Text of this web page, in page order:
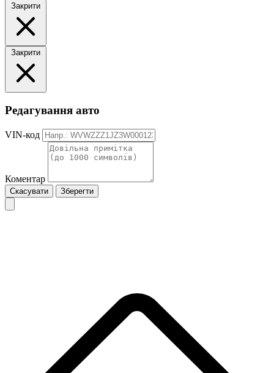
Закрити
Закрити
Редагування авто
VIN-код
Коментар
Скасувати Зберегти